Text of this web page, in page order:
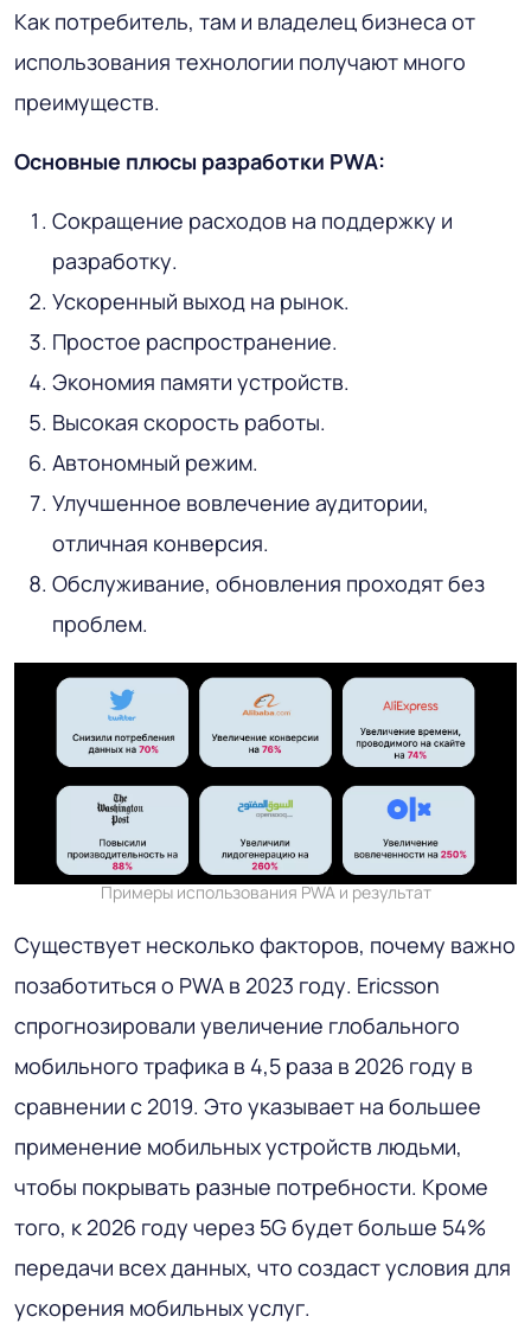
Как потребитель, там и владелец бизнеса от
использования технологии получают много
преимуществ.
Основные плюсы разработки PWA:
Сокращение расходов на поддержку и
разработку.
Ускоренный выход на рынок.
Простое распространение.
Экономия памяти устройств.
Высокая скорость работы.
Автономный режим.
Улучшенное вовлечение аудитории,
отличная конверсия.
Обслуживание, обновления проходят без
проблем.
Примеры использования PWA и результат
Существует несколько факторов, почему важно
позаботиться о PWA в 2023 году. Ericsson
спрогнозировали увеличение глобального
мобильного трафика в 4,5 раза в 2026 году в
сравнении с 2019. Это указывает на большее
применение мобильных устройств людьми,
чтобы покрывать разные потребности. Кроме
того, к 2026 году через 5G будет больше 54%
передачи всех данных, что создаст условия для
ускорения мобильных услуг.